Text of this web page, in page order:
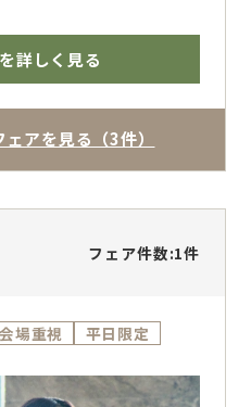
品・チャペル挙式料な
をプレゼント！
るなら今がチャンスで
ださい。
ス熊本ならではの熊本
の天空デザイナー
ばれる料理、宿泊まで
できます。帰省中のご
場との比較、少人数婚
わせて、ふたりに合う
詳しく見る
アを見る（3件）
フェア件数:1件
会場重視 平日限定